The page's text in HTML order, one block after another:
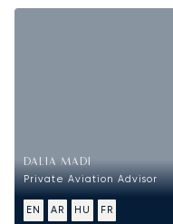
DALIA MADI
Private Aviation Advisor
EN AR HU FR